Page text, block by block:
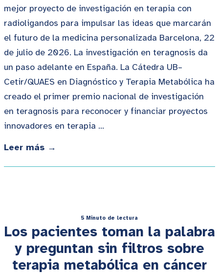
mejor proyecto de investigación en terapia con
radioligandos para impulsar las ideas que marcarán
el futuro de la medicina personalizada Barcelona, 22
de julio de 2026. La investigación en teragnosis da
un paso adelante en España. La Cátedra UB–
Cetir/QUAES en Diagnóstico y Terapia Metabólica ha
creado el primer premio nacional de investigación
en teragnosis para reconocer y financiar proyectos
innovadores en terapia …
Leer más →
5 Minuto de lectura
Los pacientes toman la palabra
y preguntan sin filtros sobre
terapia metabólica en cáncer